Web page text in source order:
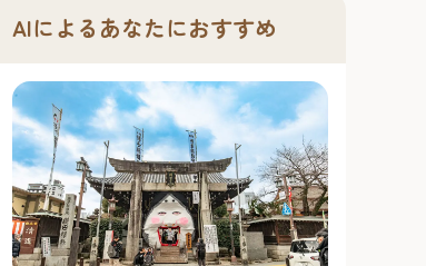
ームラボフォレスト 福岡 –
証券
タルアート集団「チームラボ」
Sanrio
Park
AIによるあなたにおすすめ